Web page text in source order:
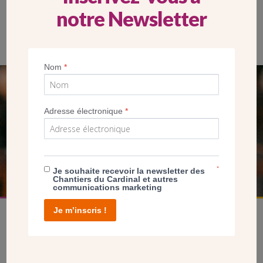
SEUL VOTRE DON
NOUS PERMET D’AGIR
FAIRE UN DON
notre Newsletter
Nom*
Adresse électronique*
Je souhaite recevoir la newsletter des
Chantiers du Cardinal et autres
communications marketing
*
Je m’inscris !